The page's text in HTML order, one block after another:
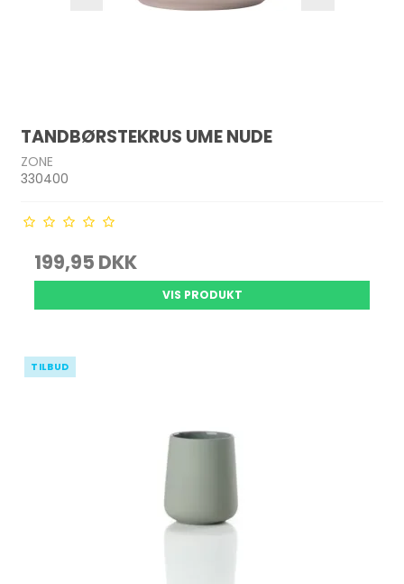
TANDBØRSTEKRUS UME NUDE
ZONE
330400
199,95 DKK
VIS PRODUKT
TILBUD